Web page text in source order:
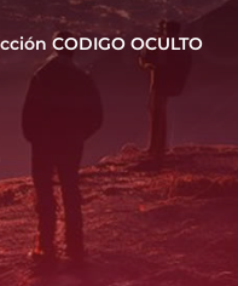
CODIGO OCULTO